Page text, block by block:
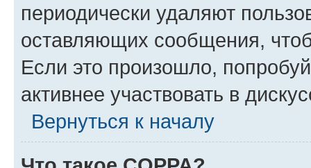
периодически удаляют
оставляющих сообщения,
Если это произошло,
активнее участвовать в
Вернуться к началу